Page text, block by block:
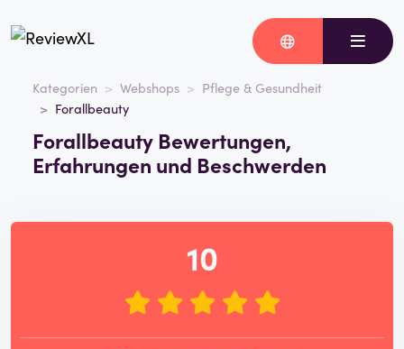
Kategorien Webshops
Pflege & Gesundheit
Forallbeauty
Forallbeauty Bewertungen,
Erfahrungen und Beschwerden
10